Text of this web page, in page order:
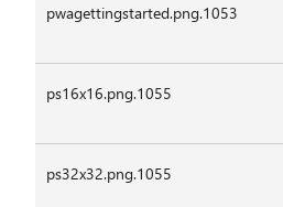
pwagettingstarted.png.1053
ps16x16.png.1055
ps32x32.png.1055